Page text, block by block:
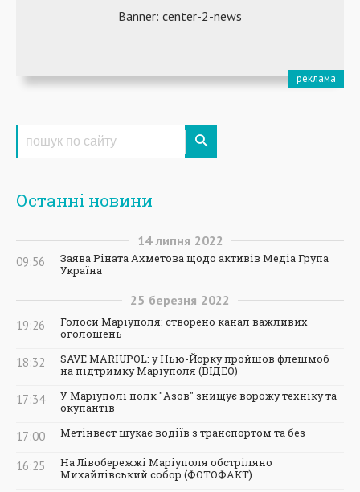
Останні новини
14 липня 2022
09:56
Заява Ріната Ахметова щодо активів Медіа Група
Україна
25 березня 2022
19:26
Голоси Маріуполя: створено канал важливих
оголошень
18:32
SAVE MARIUPOL: у Нью-Йорку пройшов флешмоб
на підтримку Маріуполя (ВІДЕО)
17:34
У Маріуполі полк "Азов" знищує ворожу техніку та
окупантів
17:00 Метінвест шукає водіїв з транспортом та без
16:25
На Лівобережжі Маріуполя обстріляно
Михайлівський собор (ФОТОФАКТ)